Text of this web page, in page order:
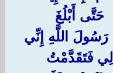
أَبْلُغَ
رَسُولَ اللَّهِ إِنِّي
فَتَقَدَّمْتُ